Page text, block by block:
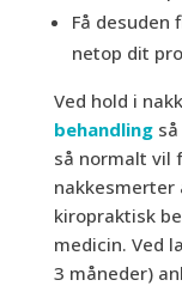
Få desuden
netop dit
Ved hold i
behandlingså
så normalt vil
nakkesmerter
kiropraktisk
medicin. Ved
3 måneder)